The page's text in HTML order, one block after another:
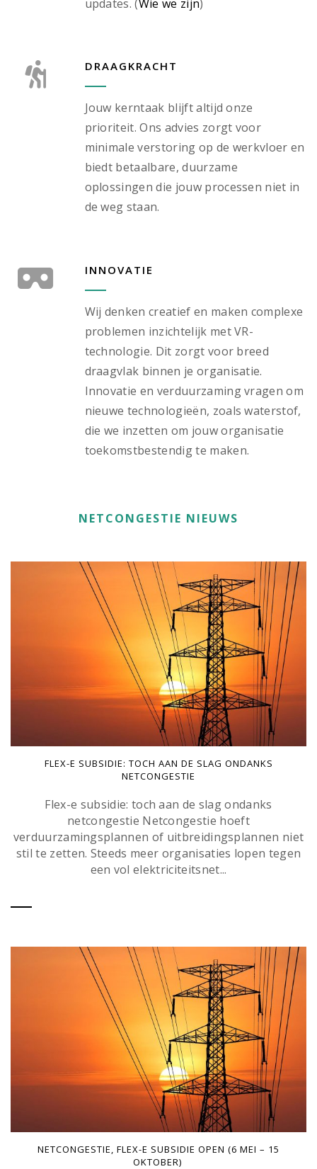
updates. (Wie we zijn)
DRAAGKRACHT
Jouw kerntaak blijft altijd onze
prioriteit. Ons advies zorgt voor
minimale verstoring op de werkvloer en
biedt betaalbare, duurzame
oplossingen die jouw processen niet in
de weg staan.
INNOVATIE
Wij denken creatief en maken complexe
problemen inzichtelijk met VR-
technologie. Dit zorgt voor breed
draagvlak binnen je organisatie.
Innovatie en verduurzaming vragen om
nieuwe technologieën, zoals waterstof,
die we inzetten om jouw organisatie
toekomstbestendig te maken.
NETCONGESTIE NIEUWS
FLEX-E SUBSIDIE: TOCH AAN DE SLAG ONDANKS
NETCONGESTIE
Flex-e subsidie: toch aan de slag ondanks
netcongestie Netcongestie hoeft
verduurzamingsplannen of uitbreidingsplannen niet
stil te zetten. Steeds meer organisaties lopen tegen
een vol elektriciteitsnet...
NETCONGESTIE, FLEX-E SUBSIDIE OPEN (6 MEI – 15
OKTOBER)